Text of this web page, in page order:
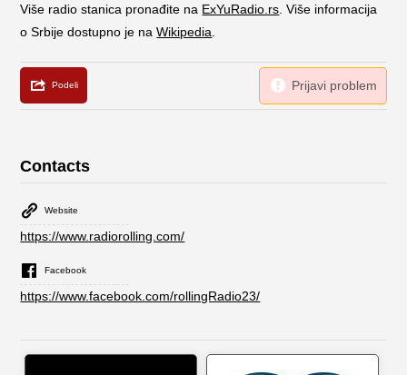
Više radio stanica pronađite na ExYuRadio.rs . Više informacija
o Srbije dostupno je naWikipedia
Contacts
Website
https://www.radiorolling.com/
Facebook
https://www.facebook.com/rollingRadio23/